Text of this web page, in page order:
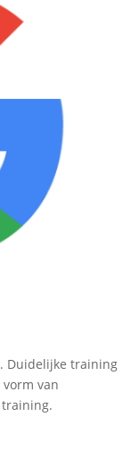
Duidelijke training
van
training.